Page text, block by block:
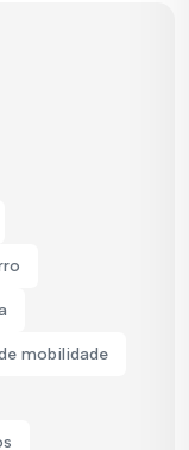
mobilidade